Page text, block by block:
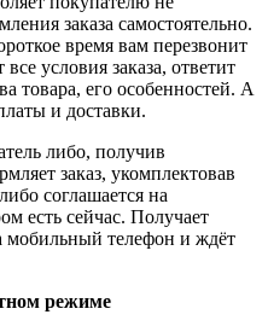
заказа самостоятельно.
время вам перезвонит
условия заказа, ответит
товара, его особенностей. А
и доставки.
либо, получив
заказ, укомплектовав
соглашается на
есть сейчас. Получает
мобильный телефон и ждёт
режиме